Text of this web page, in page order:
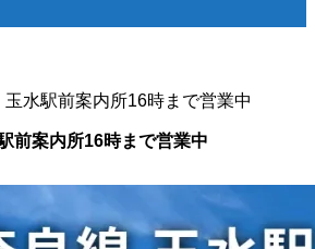
水駅前案内所16時まで営業中
前案内所16時まで営業中